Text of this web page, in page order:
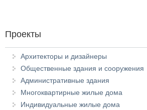
Проекты
Архитекторы и дизайнеры
Общественные здания и сооружения
Административные здания
Многоквартирные жилые дома
Индивидуальные жилые дома